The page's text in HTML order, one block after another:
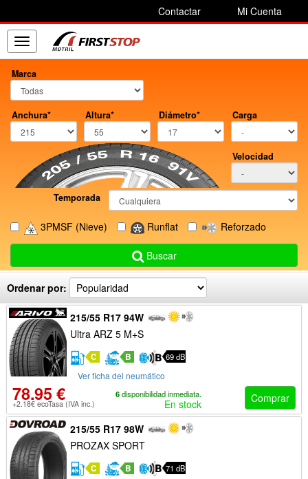
Contactar Mi Cuenta
Toggle
navigation
Marca
Anchura* Altura* Diámetro* Carga
Velocidad
Temporada
3PMSF (Nieve) Runflat Reforzado
Buscar
Ordenar por:
215/55 R17 94W
Ultra ARZ 5 M+S
C B 69 dB
Ver ficha del neumático
78.95 €
+2.18€ ecoTasa (IVA inc.) Comprar
6disponibilidad inmediata.
En stock
215/55 R17 98W
PROZAX SPORT
C B 71 dB